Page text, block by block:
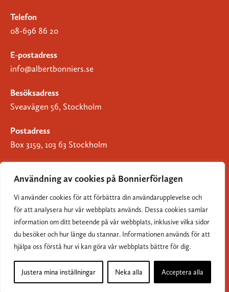
Användning av cookies på Bonnierförlagen
Vi använder cookies för att förbättra din användarupplevelse och
för att analysera hur vår webbplats används. Dessa cookies samlar
information om ditt beteende på vår webbplats, inklusive vilka sidor
du besöker och hur länge du stannar. Informationen används för att
hjälpa oss förstå hur vi kan göra vår webbplats bättre för dig.
Justera mina inställningar Neka alla Acceptera alla
Telefon
08-696 86 20
E-postadress
info@albertbonniers.se
Besöksadress
Sveavägen 56, Stockholm
Postadress
Box 3159, 103 63 Stockholm
Om Bonnierförlagen
Cookies
Integritetspolicy